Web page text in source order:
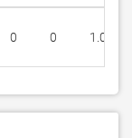
0 0 1.0.29